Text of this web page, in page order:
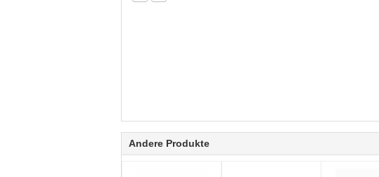
Andere Produkte